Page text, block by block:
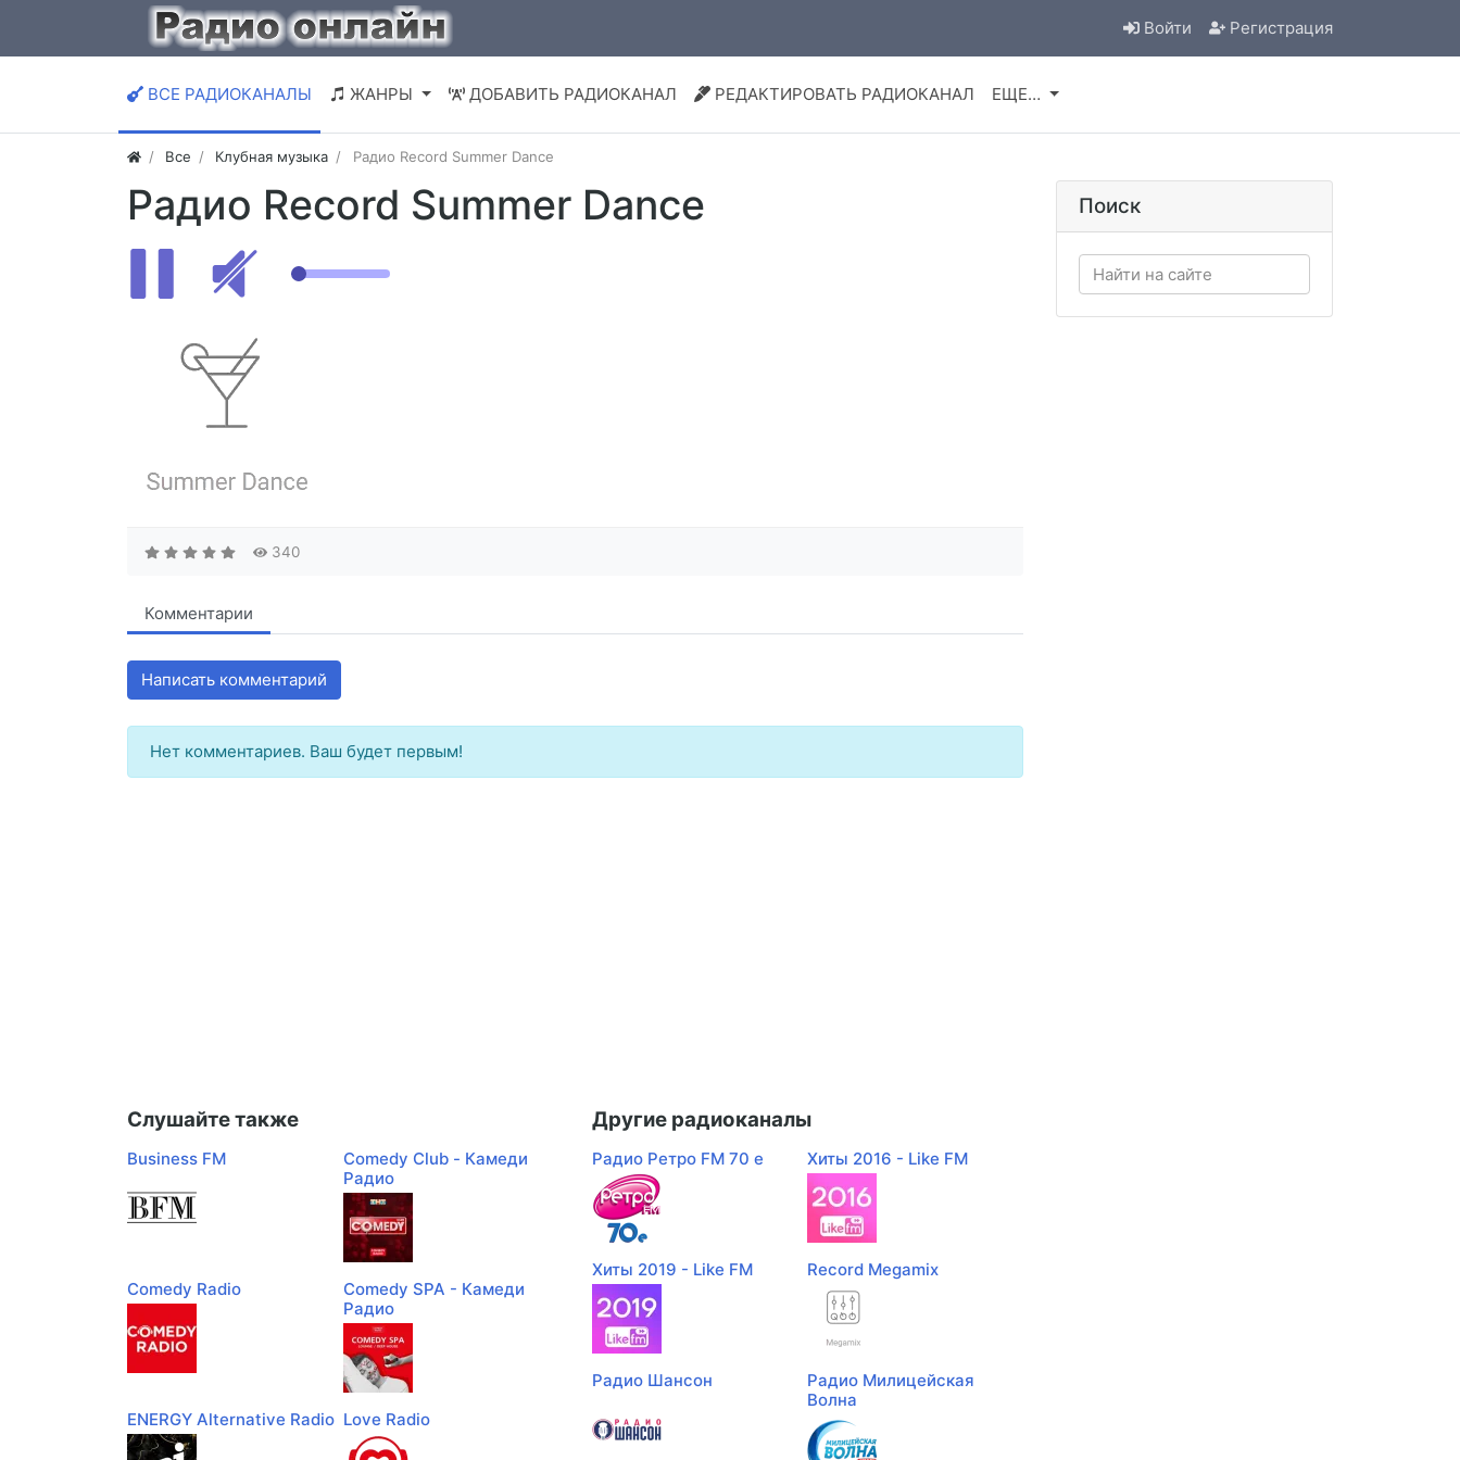
Войти Регистрация
ВСЕ РАДИОКАНАЛЫ ЖАНРЫ ДОБАВИТЬ РАДИОКАНАЛ РЕДАКТИРОВАТЬ РАДИОКАНАЛ ЕЩЕ…
Все Клубная музыка Радио Record Summer Dance
Радио Record Summer Dance
340
Комментарии
Написать комментарий
Нет комментариев. Ваш будет первым!
Слушайте также
Business FM
Comedy Club - Камеди
Радио
Comedy Radio
Comedy SPA - Камеди
Радио
ENERGY Alternative Radio Love Radio
Другие радиоканалы
Радио Ретро FM 70 e Хиты 2016 - Like FM
Хиты 2019 - Like FM Record Megamix
Радио Шансон
Радио Милицейская
Волна
Поиск